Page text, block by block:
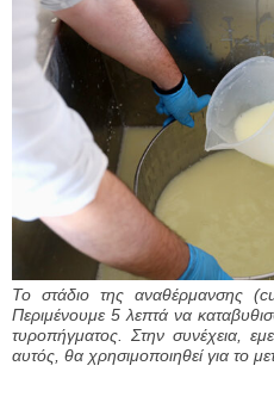
Το στάδιο της αναθέρμανσης
Περιμένουμε 5 λεπτά να
τυροπήγματος. Στην συνέχεια,
αυτός, θα χρησιμοποιηθεί για το